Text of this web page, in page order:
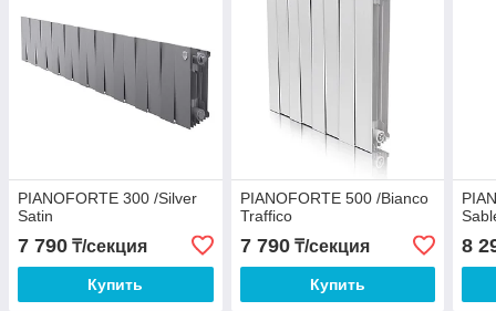
PIANOFORTE 300 /Silver
Satin
7 790 ₸/секция
Купить
PIANOFORTE 500 /Bianco
Traffico
7 790₸/секция
Купить
8